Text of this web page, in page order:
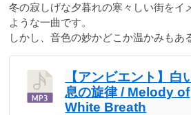
冬の寂しげな夕暮れの寒々しい街をイ
ような一曲です。
しかし、音色の妙かどこか温かみもあ
【アンビエント】白
息の旋律 / Melody of
White Breath